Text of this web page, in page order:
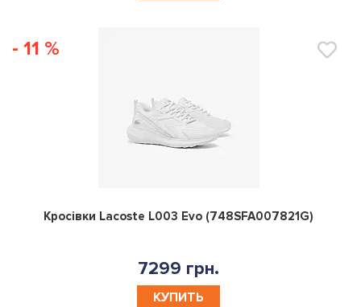
- 11 %
0
Кросівки Lacoste L003 Evo (748SFA007821G)
7299 грн.
КУПИТЬ